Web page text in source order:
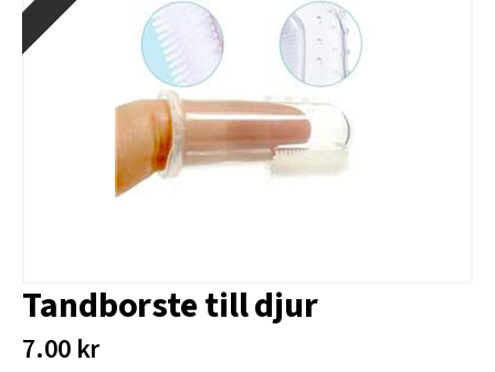
Tandborste till djur
7.00 kr